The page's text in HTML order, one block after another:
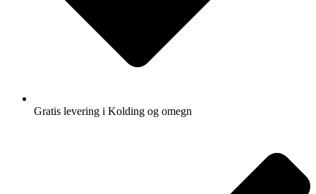
Gratis levering i Kolding og omegn